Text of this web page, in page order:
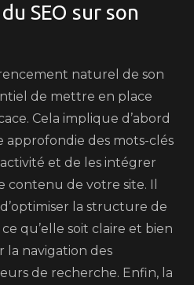
SEO sur son
naturel de son
de mettre en place
Cela implique d’abord
approfondie des mots-clés
et de les intégrer
contenu de votre site. Il
la structure de
qu’elle soit claire et bien
la navigation des
de recherche. Enfin, la